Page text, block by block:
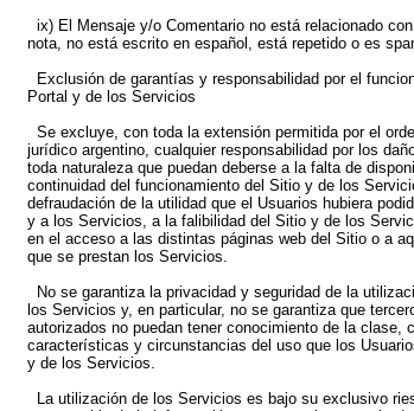
ix) El Mensaje y/o Comentario no está relacionado
nota, no está escrito en español, está repetido o es
Exclusión de garantías y responsabilidad por el
Portal y de los Servicios
Se excluye, con toda la extensión permitida por el
jurídico argentino, cualquier responsabilidad por los
toda naturaleza que puedan deberse a la falta de
continuidad del funcionamiento del Sitio y de los
defraudación de la utilidad que el Usuarios hubiera
y a los Servicios, a la falibilidad del Sitio y de los
en el acceso a las distintas páginas web del Sitio o a
que se prestan los Servicios.
No se garantiza la privacidad y seguridad de la
los Servicios y, en particular, no se garantiza que
autorizados no puedan tener conocimiento de la clase,
características y circunstancias del uso que los
y de los Servicios.
La utilización de los Servicios es bajo su exclusivo